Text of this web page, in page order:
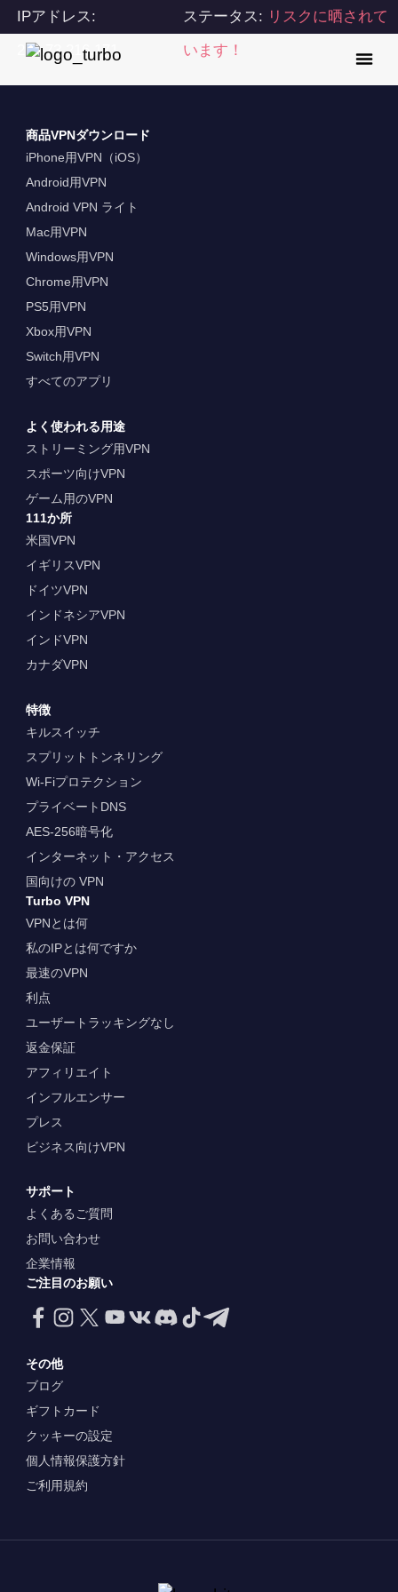
IPアドレス:
216.73.216.171
ステータス: リスクに晒されて
います！
商品VPNダウンロード
iPhone用VPN（iOS）
Android用VPN
Android VPN ライト
Mac用VPN
Windows用VPN
Chrome用VPN
PS5用VPN
Xbox用VPN
Switch用VPN
すべてのアプリ
よく使われる用途
ストリーミング用VPN
スポーツ向けVPN
ゲーム用のVPN
111か所
米国VPN
イギリスVPN
ドイツVPN
インドネシアVPN
インドVPN
カナダVPN
特徴
キルスイッチ
スプリットトンネリング
Wi-Fiプロテクション
プライベートDNS
AES-256暗号化
インターネット・アクセス
国向けの VPN
Turbo VPN
VPNとは何
私のIPとは何ですか
最速のVPN
利点
ユーザートラッキングなし
返金保証
アフィリエイト
インフルエンサー
プレス
ビジネス向けVPN
サポート
よくあるご質問
お問い合わせ
企業情報
ご注目のお願い
その他
ブログ
ギフトカード
クッキーの設定
個人情報保護方針
ご利用規約